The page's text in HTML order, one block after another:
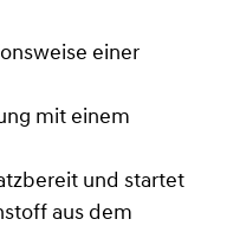
einer
mit einem
und startet
aus dem